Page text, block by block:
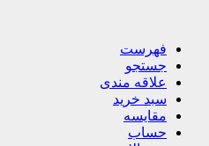
فهرست
جستجو
علاقه مندی
سبد خرید
مقایسه
حساب